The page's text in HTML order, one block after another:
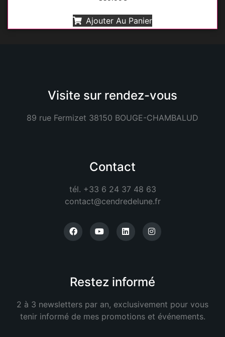
Ajouter Au Panier
Visite sur rendez-vous
89 rue Fermizet 38150 BOUGE-CHAMBALUD
Contact
tél. +33 6 24 37 48 63
contact@cendredelune.fr
Restez informé
2 à 3 newsletters par an, exclusivement pour vous
tenir informé de mes promotions et événements.